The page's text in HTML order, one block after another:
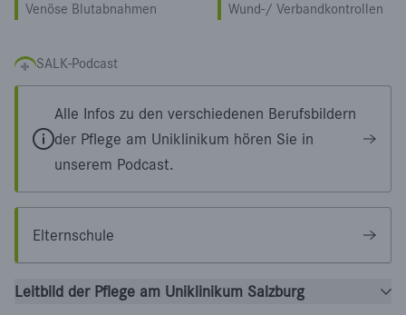
Venöse Blutabnahmen Wund-/ Verbandkontrollen
SALK-Podcast
Alle Infos zu den verschiedenen Berufsbildern
der Pflege am Uniklinikum hören Sie in
unserem Podcast.
Elternschule
Leitbild der Pflege am Uniklinikum Salzburg